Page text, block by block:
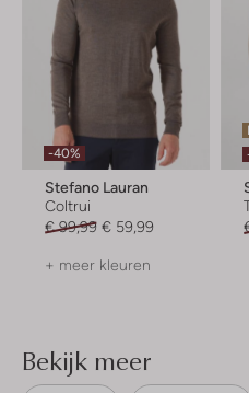
-40%
Stefano Lauran
Coltrui
€ 99,99 € 59,99
+ meer kleuren
Bekijk meer